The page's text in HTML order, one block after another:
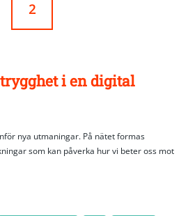
2
i en digital
nya utmaningar. På nätet formas
som kan påverka hur vi beter oss mot